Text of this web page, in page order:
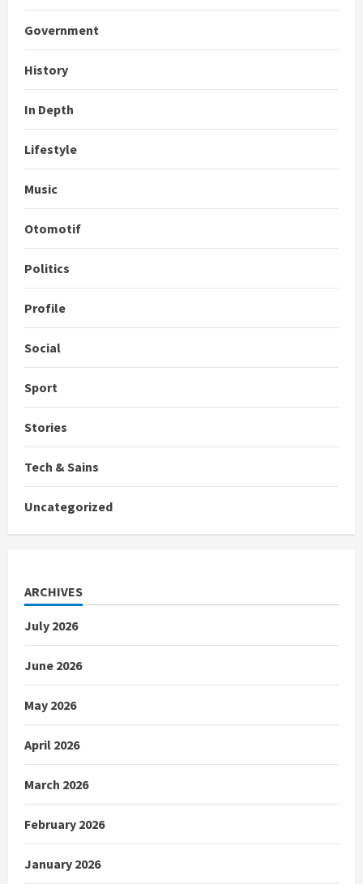
Government
History
In Depth
Lifestyle
Music
Otomotif
Politics
Profile
Social
Sport
Stories
Tech & Sains
Uncategorized
ARCHIVES
July 2026
June 2026
May 2026
April 2026
March 2026
February 2026
January 2026